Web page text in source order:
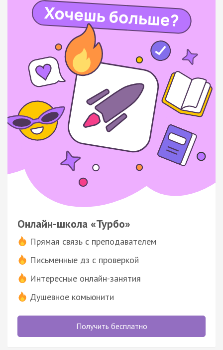
Онлайн-школа «Турбо»
Прямая связь с преподавателем
Письменные дз с проверкой
Интересные онлайн-занятия
Душевное комьюнити
Получить бесплатно